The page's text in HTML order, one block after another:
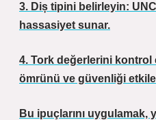
3. Diș tipini belirleyin:
hassasiyet sunar.
4. Tork değerlerini kontrol
ömrünü ve güvenliği
Bu ipuçlarını uygulamak,